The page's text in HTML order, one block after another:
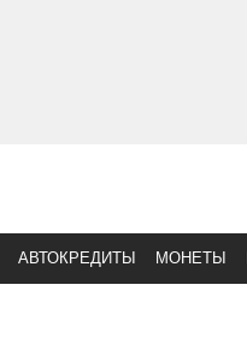
АВТОКРЕДИТЫ МОНЕТЫ